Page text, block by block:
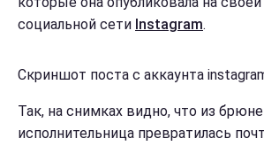
социальной сети Instagram.
Скриншот поста с аккаунта
Так, на снимках видно, что из
исполнительница превратилась